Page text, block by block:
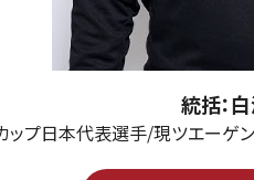
統括：
ップ日本代表選手/現ツエーゲ